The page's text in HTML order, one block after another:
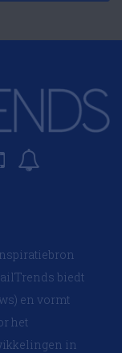
biedt
en vormt
het
in